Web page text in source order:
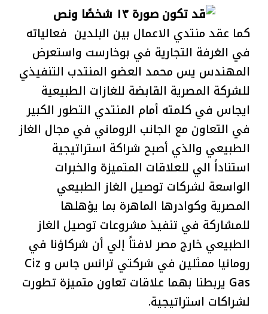
كما عقد منتدي الاعمال بين البلدين فعالياته
في الغرفة التجارية في بوخارست واستعرض
المهندس يس محمد العضو المنتدب التنفيذي
للشركة المصرية القابضة للغازات الطبيعية
ايجاس في كلمته أمام المنتدي التطور الكبير
في التعاون مع الجانب الروماني في مجال الغاز
الطبيعي والذي أصبح شراكة استراتيجية
استناداً الي للعلاقات المتميزة والخبرات
الواسعة لشركات توصيل الغاز الطبيعي
المصرية وكوادرها الماهرة بما يؤهلها
للمشاركة في تنفيذ مشروعات توصيل الغاز
الطبيعي خارج مصر لافتاً إلي أن شركاؤنا في
رومانيا ممثلين في شركتي ترانس جاس و Ciz
Gas يربطنا بهما علاقات تعاون متميزة تطورت
لشراكات استراتيجية.